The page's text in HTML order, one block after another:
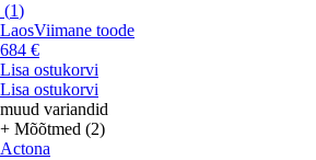
(1)
LaosViimane toode
684 €
Lisa ostukorvi
Lisa ostukorvi
muud variandid
+ Mõõtmed (2)
Actona